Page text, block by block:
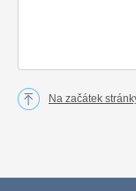
Na začátek